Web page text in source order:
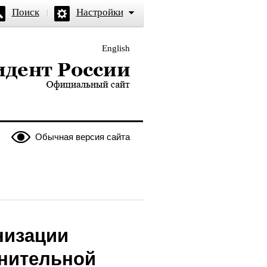
Поиск Настройки
English
— официальный сайт
Обычная версия сайта